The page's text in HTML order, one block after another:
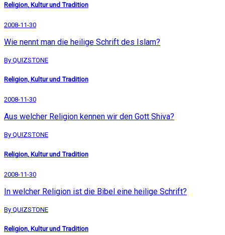
Religion, Kultur und Tradition
2008-11-30
Wie nennt man die heilige Schrift des Islam?
By QUIZSTONE
Religion, Kultur und Tradition
2008-11-30
Aus welcher Religion kennen wir den Gott Shiva?
By QUIZSTONE
Religion, Kultur und Tradition
2008-11-30
In welcher Religion ist die Bibel eine heilige Schrift?
By QUIZSTONE
Religion, Kultur und Tradition